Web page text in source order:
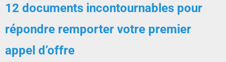
12 documents incontournables pour
répondre remporter votre premier
appel d’offre